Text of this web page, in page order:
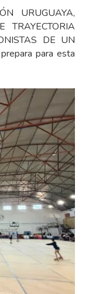
URUGUAYA,
TRAYECTORIA
DE UN
para esta